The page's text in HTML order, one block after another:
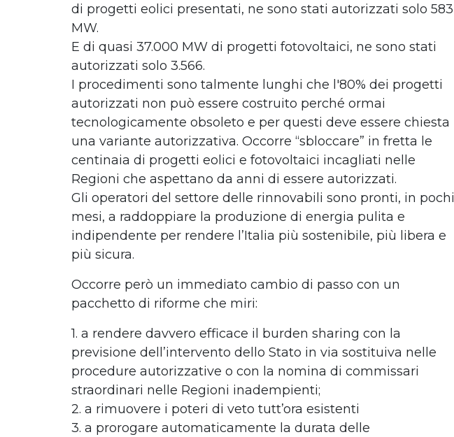
di progetti eolici presentati, ne sono stati autorizzati solo 583
MW.
E di quasi 37.000 MW di progetti fotovoltaici, ne sono stati
autorizzati solo 3.566.
I procedimenti sono talmente lunghi che l'80% dei progetti
autorizzati non può essere costruito perché ormai
tecnologicamente obsoleto e per questi deve essere chiesta
una variante autorizzativa. Occorre “sbloccare” in fretta le
centinaia di progetti eolici e fotovoltaici incagliati nelle
Regioni che aspettano da anni di essere autorizzati.
Gli operatori del settore delle rinnovabili sono pronti, in pochi
mesi, a raddoppiare la produzione di energia pulita e
indipendente per rendere l’Italia più sostenibile, più libera e
più sicura.
Occorre però un immediato cambio di passo con un
pacchetto di riforme che miri:
1. a rendere davvero efficace il burden sharing con la
previsione dell’intervento dello Stato in via sostituiva nelle
procedure autorizzative o con la nomina di commissari
straordinari nelle Regioni inadempienti;
2. a rimuovere i poteri di veto tutt’ora esistenti
3. a prorogare automaticamente la durata delle